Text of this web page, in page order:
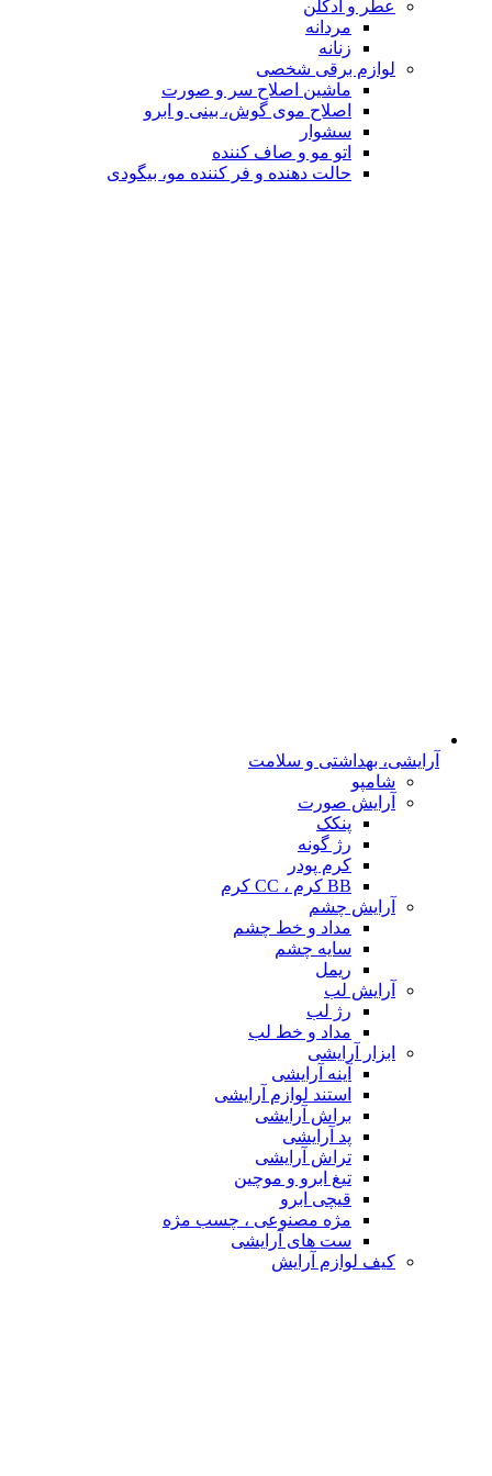
عطر و ادکلن
مردانه
زنانه
لوازم برقی شخصی
ماشین اصلاح سر و صورت
اصلاح موی گوش، بینی و ابرو
سشوار
اتو مو و صاف کننده
حالت دهنده و فر کننده مو، بیگودی
آرایشی، بهداشتی و سلامت
شامپو
آرایش صورت
پنکک
رژ گونه
کرم پودر
BB کرم ، CC کرم
آرایش چشم
مداد و خط چشم
سایه چشم
ریمل
آرایش لب
رژ لب
مداد و خط لب
ابزار آرایشی
آینه آرایشی
استند لوازم آرایشی
براش آرایشی
پد آرایشی
تراش آرایشی
تیغ ابرو و موچین
قیچی ابرو
مژه مصنوعی ، چسب مژه
ست های آرایشی
کیف لوازم آرایش